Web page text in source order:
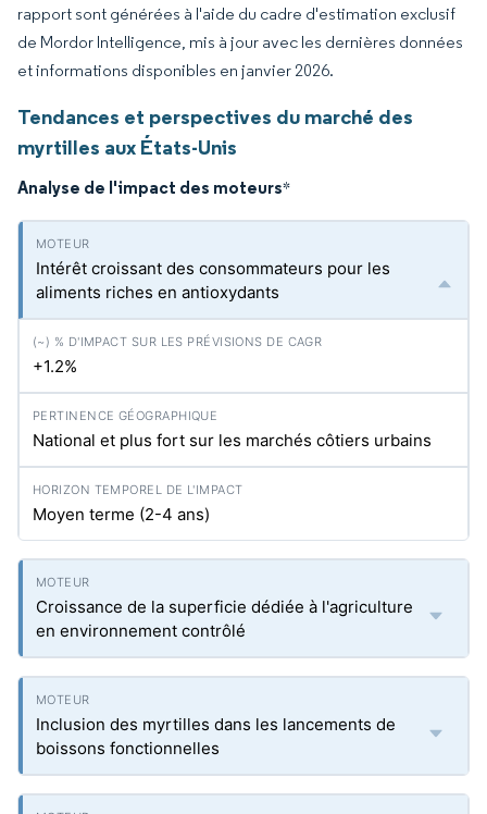
rapport sont générées à l'aide du cadre d'estimation exclusif
de Mordor Intelligence, mis à jour avec les dernières données
et informations disponibles en janvier 2026.
Tendances et perspectives du marché des
myrtilles aux États-Unis
Analyse de l'impact des moteurs*
Intérêt croissant des consommateurs pour les
aliments riches en antioxydants
+1.2%
National et plus fort sur les marchés côtiers urbains
Moyen terme (2-4 ans)
Croissance de la superficie dédiée à l'agriculture
en environnement contrôlé
Inclusion des myrtilles dans les lancements de
boissons fonctionnelles